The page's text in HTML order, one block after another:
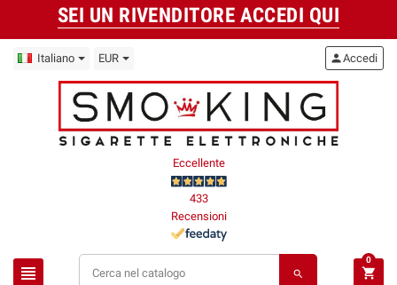
SEI UN RIVENDITORE ACCEDI QUI
Italiano EUR
Eccellente
433
Recensioni
view_headline search
personAccedi
shopping_cart
0